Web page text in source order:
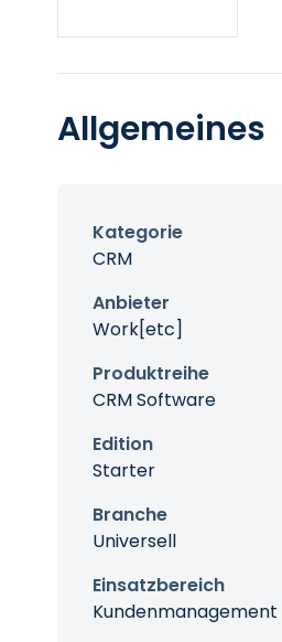
Allgemeines
Kategorie
CRM
Anbieter
Work[etc]
Produktreihe
CRM Software
Edition
Starter
Branche
Universell
Einsatzbereich
Kundenmanagement